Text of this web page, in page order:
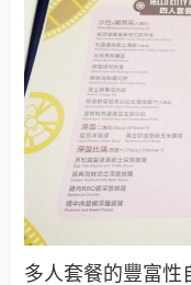
多人套餐的豐富性